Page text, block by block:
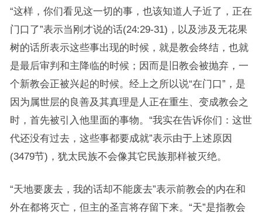
“这样，你们看见这一切的事，也该知道人子近了，正在
门口了”表示当刚才说的话(24:29-31)，以及涉及无花果
树的话所表示这些事出现的时候，就是教会终结，也就
是最后审判和主降临的时候；因而是旧教会被抛弃，一
个新教会正被兴起的时候。经上之所以说“在门口”，是
因为属世层的良善及其真理是人正在重生、变成教会之
时，首先被引入他里面的事物。“我实在告诉你们：这世
代还没有过去，这些事都要成就”表示由于上述原因
(3479节)，犹太民族不会像其它民族那样被灭绝。
“天地要废去，我的话却不能废去”表示前教会的内在和
外在都将灭亡，但主的圣言将存留下来。“天”是指教会